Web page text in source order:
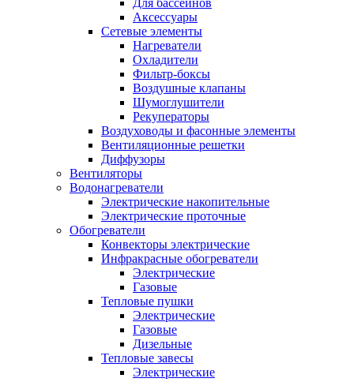
Для бассейнов
Аксессуары
Сетевые элементы
Нагреватели
Охладители
Фильтр-боксы
Воздушные клапаны
Шумоглушители
Рекуператоры
Воздуховоды и фасонные элементы
Вентиляционные решетки
Диффузоры
Вентиляторы
Водонагреватели
Электрические накопительные
Электрические проточные
Обогреватели
Конвекторы электрические
Инфракрасные обогреватели
Электрические
Газовые
Тепловые пушки
Электрические
Газовые
Дизельные
Тепловые завесы
Электрические